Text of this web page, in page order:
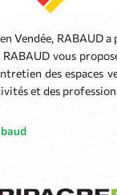
Vendée, RABAUD a
vous
des espaces
et des